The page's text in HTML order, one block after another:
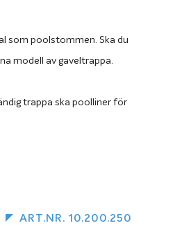
som poolstommen. Ska du
modell av gaveltrappa.
trappa ska poolliner för
ART.NR. 10.200.250